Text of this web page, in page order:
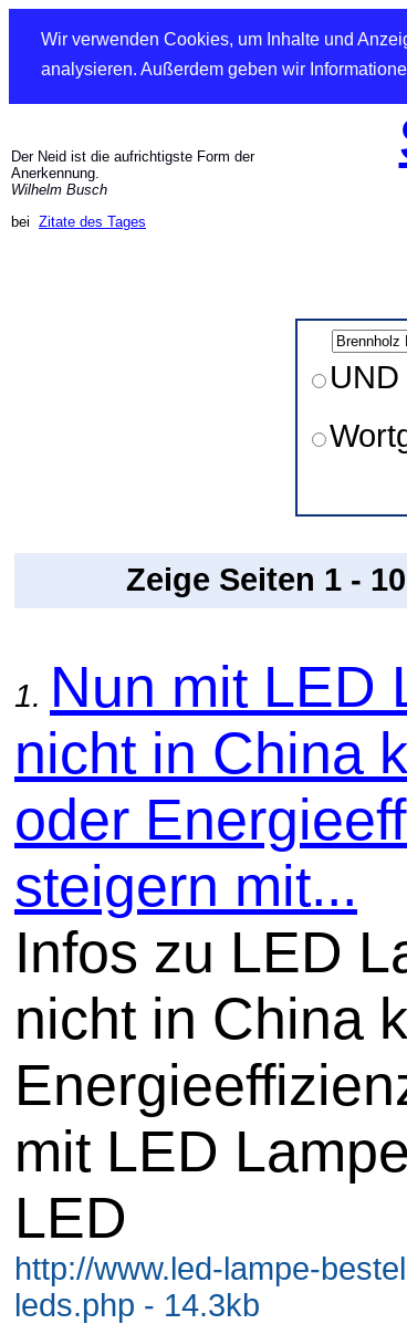
Wir verwenden Cookies, um Inhalte und
analysieren. Außerdem geben wir
Der Neid ist die aufrichtigste Form der
Anerkennung.
Wilhelm Busch
bei Zitate des Tages
Zeige Seiten 1 -
1. Nun mit LED
nicht in China
oder
steigern mit...
Infos zu LED
nicht in China
mit LED
LED
http://www.led-lampe-
leds.php - 14.3kb